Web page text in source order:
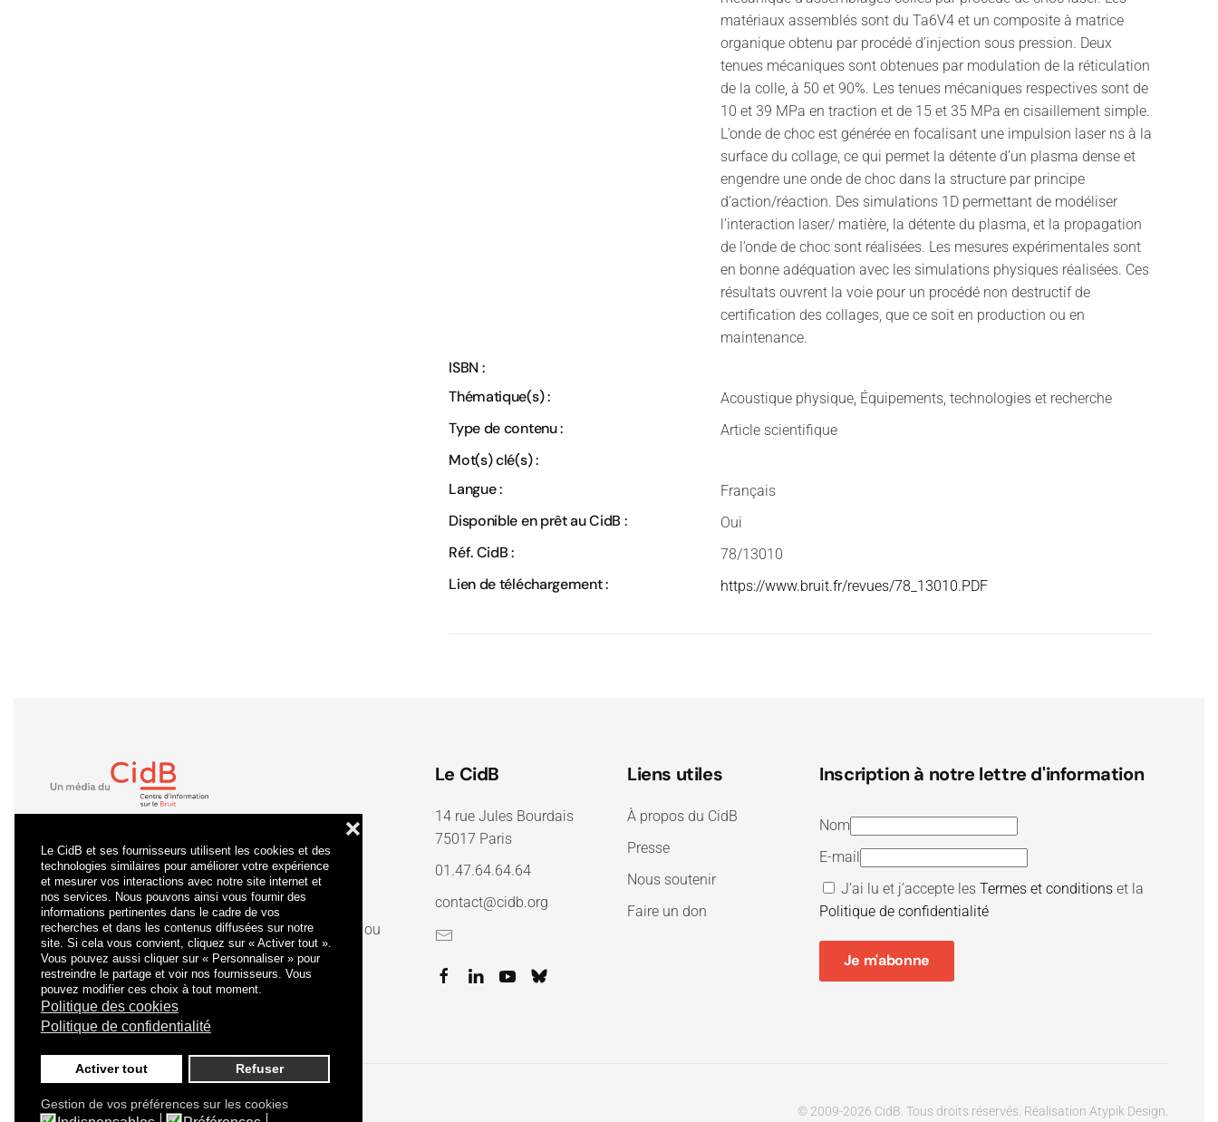
Le CidB et ses fournisseurs utilisent les cookies et des
technologies similaires pour améliorer votre expérience
et mesurer vos interactions avec notre site internet et
nos services. Nous pouvons ainsi vous fournir des
informations pertinentes dans le cadre de vos
recherches et dans les contenus diffusées sur notre
site. Si cela vous convient, cliquez sur « Activer tout ».
Vous pouvez aussi cliquer sur « Personnaliser » pour
restreindre le partage et voir nos fournisseurs. Vous
pouvez modifier ces choix à tout moment.
Politique des cookies
Politique de confidentialité
Activer tout Refuser
❌
Gestion de vos préférences sur les cookies
matériaux assemblés sont du Ta6V4 et un composite à matrice
organique obtenu par procédé d’injection sous pression. Deux
tenues mécaniques sont obtenues par modulation de la réticulation
de la colle, à 50 et 90%. Les tenues mécaniques respectives sont de
10 et 39 MPa en traction et de 15 et 35 MPa en cisaillement simple.
L’onde de choc est générée en focalisant une impulsion laser ns à la
surface du collage, ce qui permet la détente d’un plasma dense et
engendre une onde de choc dans la structure par principe
d’action/réaction. Des simulations 1D permettant de modéliser
l’interaction laser/ matière, la détente du plasma, et la propagation
de l’onde de choc sont réalisées. Les mesures expérimentales sont
en bonne adéquation avec les simulations physiques réalisées. Ces
résultats ouvrent la voie pour un procédé non destructif de
certification des collages, que ce soit en production ou en
maintenance.
ISBN :
Thématique(s) :
Acoustique physique, Équipements, technologies et recherche
Type de contenu : Article scientifique
Mot(s) clé(s) :
Langue :
Français
Disponible en prêt au CidB : Oui
Réf. CidB : 78/13010
Lien de téléchargement : https://www.bruit.fr/revues/78_13010.PDF
Lacertification qualité a été délivrée au titre de la ou
des catégories d'actions suivantes : actions de
formation.
Le CidB
14 rue Jules Bourdais
75017 Paris
01.47.64.64.64
contact@cidb.org
Liens utiles
À propos du CidB
Presse
Nous soutenir
Faire un don
Inscription à notre lettre d'information
Nom
E-mail
J’ai lu et j’accepte lesTermes et conditions et la
Politique de confidentialité
Je m'abonne
Politique de confidentialité Mentions légales © 2009-2026 CidB. Tous droits réservés. Réalisation Atypik Design